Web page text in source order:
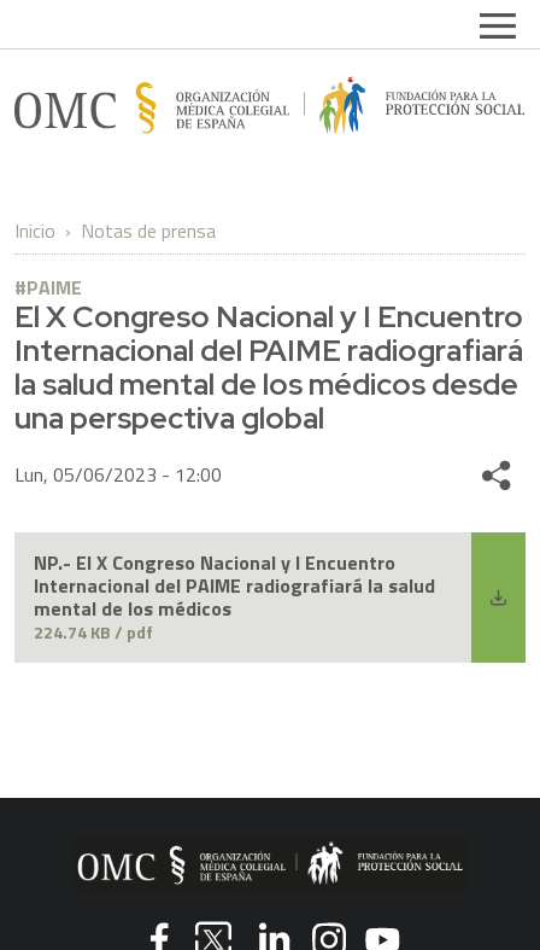
Inicio
Notas de prensa
PAIME
El X Congreso Nacional y I Encuentro
Internacional del PAIME radiografiará
la salud mental de los médicos desde
una perspectiva global
Lun, 05/06/2023 - 12:00 Share
NP.- El X Congreso Nacional y I Encuentro
Internacional del PAIME radiografiará la salud
mental de los médicos
224.74 KB / pdf